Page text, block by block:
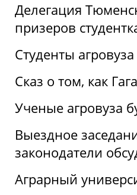
Делегация
призеров
Студенты
Сказ о том, как
Ученые агровуза
Выездное
законодатели
Аграрный